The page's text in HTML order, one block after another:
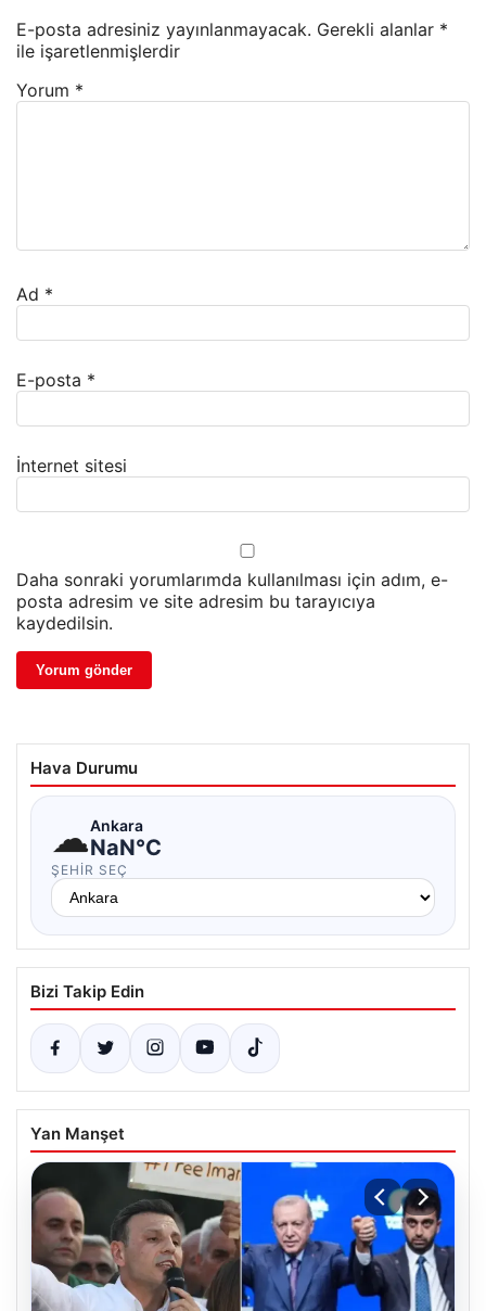
E-posta adresiniz yayınlanmayacak. Gerekli alanlar *
ile işaretlenmişlerdir
Yorum *
Ad *
E-posta *
İnternet sitesi
Daha sonraki yorumlarımda kullanılması için adım, e-
posta adresim ve site adresim bu tarayıcıya
kaydedilsin.
Hava Durumu
☁Ankara
NaN°C
ŞEHIR SEÇ
Bizi Takip Edin
Yan Manşet